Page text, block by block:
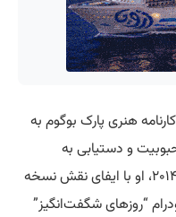
حیاتی در کارنامه هنری پارک بوگوم به
و دستیابی به
موفقیت‌های بزرگ همراه بود. در سال ۲۰۱۴، او با ایفای نقش نسخه
“روزهای شگفت‌انگیز”